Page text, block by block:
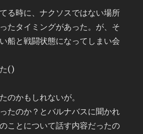
る時に、ナクソスではない場所
たタイミングがあった。が、そ
船と戦闘状態になってしまい会
()
のかもしれないが。
たのか？とバルナバスに聞かれ
ことについて話す内容だったの